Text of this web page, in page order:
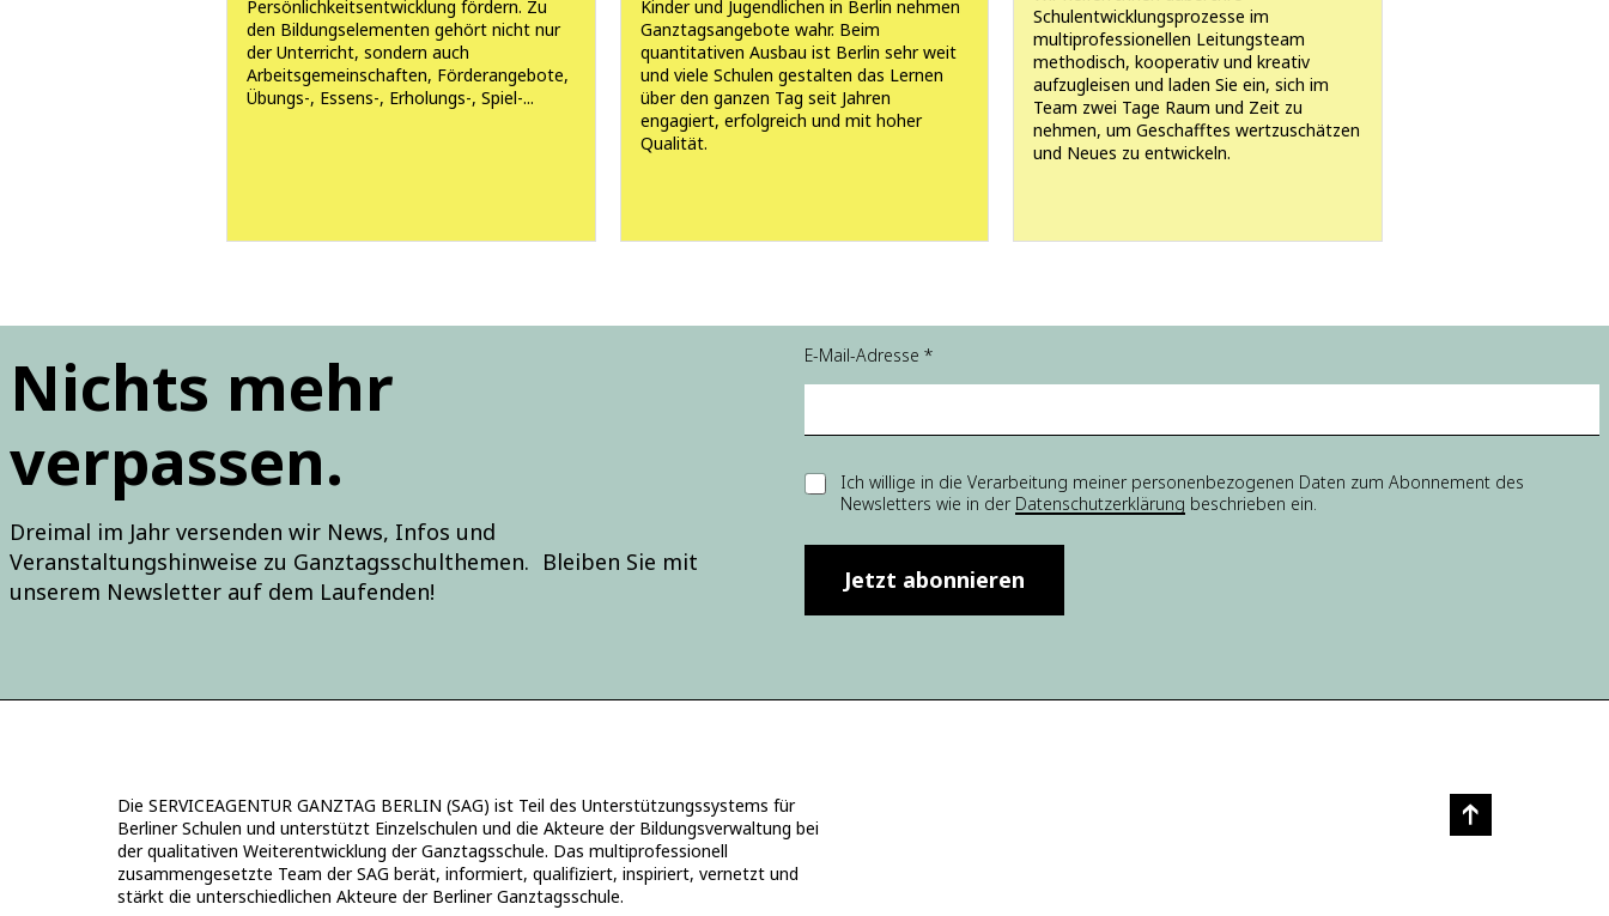
Persönlichkeitsentwicklung fördern. Zu
den Bildungselementen gehört nicht nur
der Unterricht, sondern auch
Arbeitsgemeinschaften, Förderangebote,
Übungs-, Essens-, Erholungs-, Spiel-...
Kinder und Jugendlichen in Berlin nehmen
Ganztagsangebote wahr. Beim
quantitativen Ausbau ist Berlin sehr weit
und viele Schulen gestalten das Lernen
über den ganzen Tag seit Jahren
engagiert, erfolgreich und mit hoher
Qualität.
Schulentwicklungsprozesse im
multiprofessionellen Leitungsteam
methodisch, kooperativ und kreativ
aufzugleisen und laden Sie ein, sich im
Team zwei Tage Raum und Zeit zu
nehmen, um Geschafftes wertzuschätzen
und Neues zu entwickeln.
Nichts mehr
verpassen.
Dreimal im Jahr versenden wir News, Infos und
Veranstaltungshinweise zu Ganztagsschulthemen. Bleiben Sie mit
unserem Newsletter auf dem Laufenden!
n
w
u
n
Ei
ill
n
E-Mail-Adresse *
E
w
l
Ich willige in die Verarbeitung meiner personenbezogenen Daten zum Abonnement des
Newsletters wie in der Datenschutzerklärung beschrieben ein.
Jetzt abonnieren
Die SERVICEAGENTUR GANZTAG BERLIN (SAG) ist Teil des Unterstützungssystems für
Berliner Schulen und unterstützt Einzelschulen und die Akteure der Bildungsverwaltung bei
der qualitativen Weiterentwicklung der Ganztagsschule. Das multiprofessionell
zusammengesetzte Team der SAG berät, informiert, qualifiziert, inspiriert, vernetzt und
stärkt die unterschiedlichen Akteure der Berliner Ganztagsschule.